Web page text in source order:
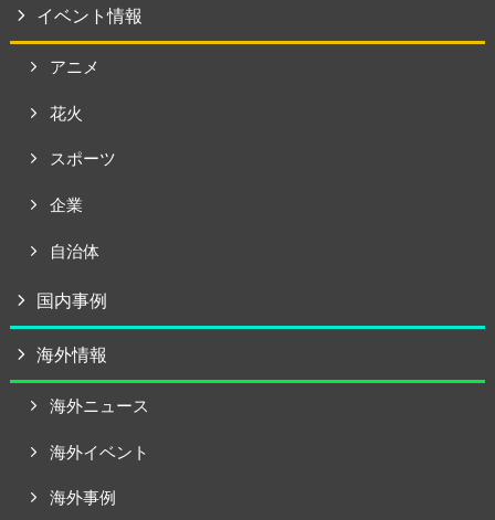
イベント情報
アニメ
花火
スポーツ
企業
自治体
国内事例
海外情報
海外ニュース
海外イベント
海外事例